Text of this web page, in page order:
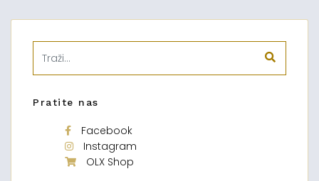
Pratite nas
Facebook
Instagram
OLX Shop